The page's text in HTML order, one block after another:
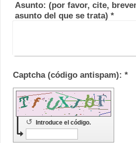
Asunto: (por favor, cite,
asunto del que se trata) *
Captcha (código antispam): *
Introduce el código.
↺